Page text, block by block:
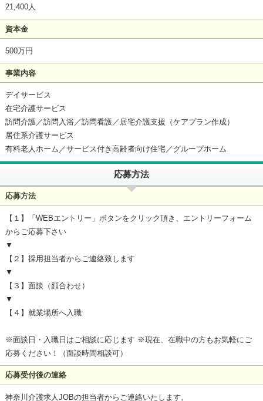
21,400人
資本金
500万円
事業内容
デイサービス
在宅介護サービス
訪問介護／訪問入浴／訪問看護／居宅介護支援（ケアプラン作成）
居住系介護サービス
有料老人ホーム／サービス付き高齢者向け住宅／グループホーム
応募方法
応募方法
【１】「WEBエントリー」ボタンをクリック頂き、エントリーフォーム
からご応募下さい
▼
【２】採用担当者からご連絡致します
▼
【３】面談（顔合わせ）
▼
【４】就業場所へ入職
※面談日・入職日はご相談に応じます ※現在、在職中の方もお気軽にご
応募ください！（面談時間相談可）
応募受付後の連絡
神奈川介護求人JOBの担当者からご連絡いたします。